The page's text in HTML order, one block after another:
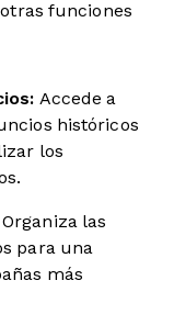
funciones
Accede a
históricos
los
las
para una
más